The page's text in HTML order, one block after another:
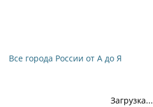
Все города России от А до Я
Загрузка...